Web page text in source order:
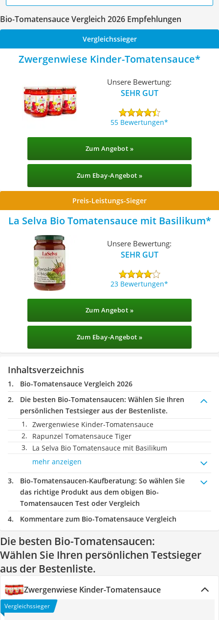
Bio-Tomatensauce Vergleich 2026 Empfehlungen
Vergleichssieger
Zwergenwiese Kinder-Tomatensauce
Unsere Bewertung:
SEHR GUT
55 Bewertungen
Zum Angebot »
Zum Ebay-Angebot »
Preis-Leistungs-Sieger
La Selva Bio Tomatensauce mit Basilikum
Unsere Bewertung:
SEHR GUT
23 Bewertungen
Zum Angebot »
Zum Ebay-Angebot »
Inhaltsverzeichnis
Bio-Tomatensauce Vergleich 2026
Die besten Bio-Tomatensaucen: Wählen Sie Ihren
persönlichen Testsieger aus der Bestenliste.
Zwergenwiese Kinder-Tomatensauce
Rapunzel Tomatensauce Tiger
La Selva Bio Tomatensauce mit Basilikum
mehr anzeigen
Bio-Tomatensaucen-Kaufberatung: So wählen Sie
das richtige Produkt aus dem obigen Bio-
Tomatensaucen Test oder Vergleich
Kommentare zum Bio-Tomatensauce Vergleich
Die besten Bio-Tomatensaucen:
Wählen Sie Ihren persönlichen Testsieger
aus der Bestenliste.
Zwergenwiese Kinder-Tomatensauce
Vergleichssieger